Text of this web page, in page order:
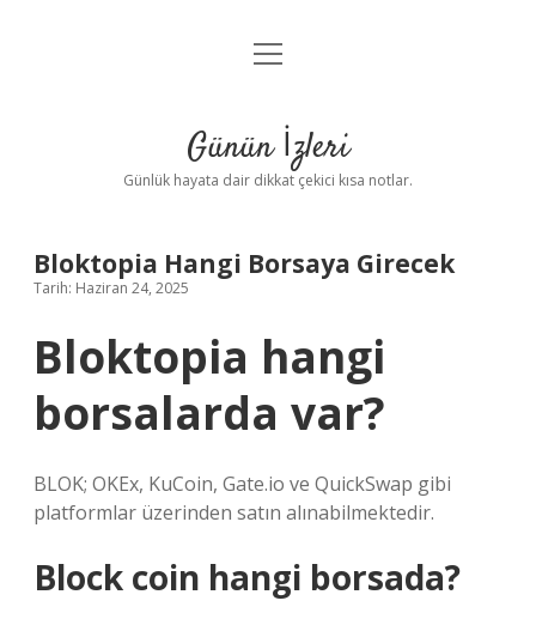
Anasayfa
Yasal Uyarı
menüyü
Günün İzleri
Günlük hayata dair dikkat çekici kısa notlar.
Bloktopia Hangi Borsaya Girecek
Tarih: Haziran 24, 2025
Bloktopia hangi
borsalarda var?
BLOK; OKEx, KuCoin, Gate.io ve QuickSwap gibi
platformlar üzerinden satın alınabilmektedir.
Block coin hangi borsada?